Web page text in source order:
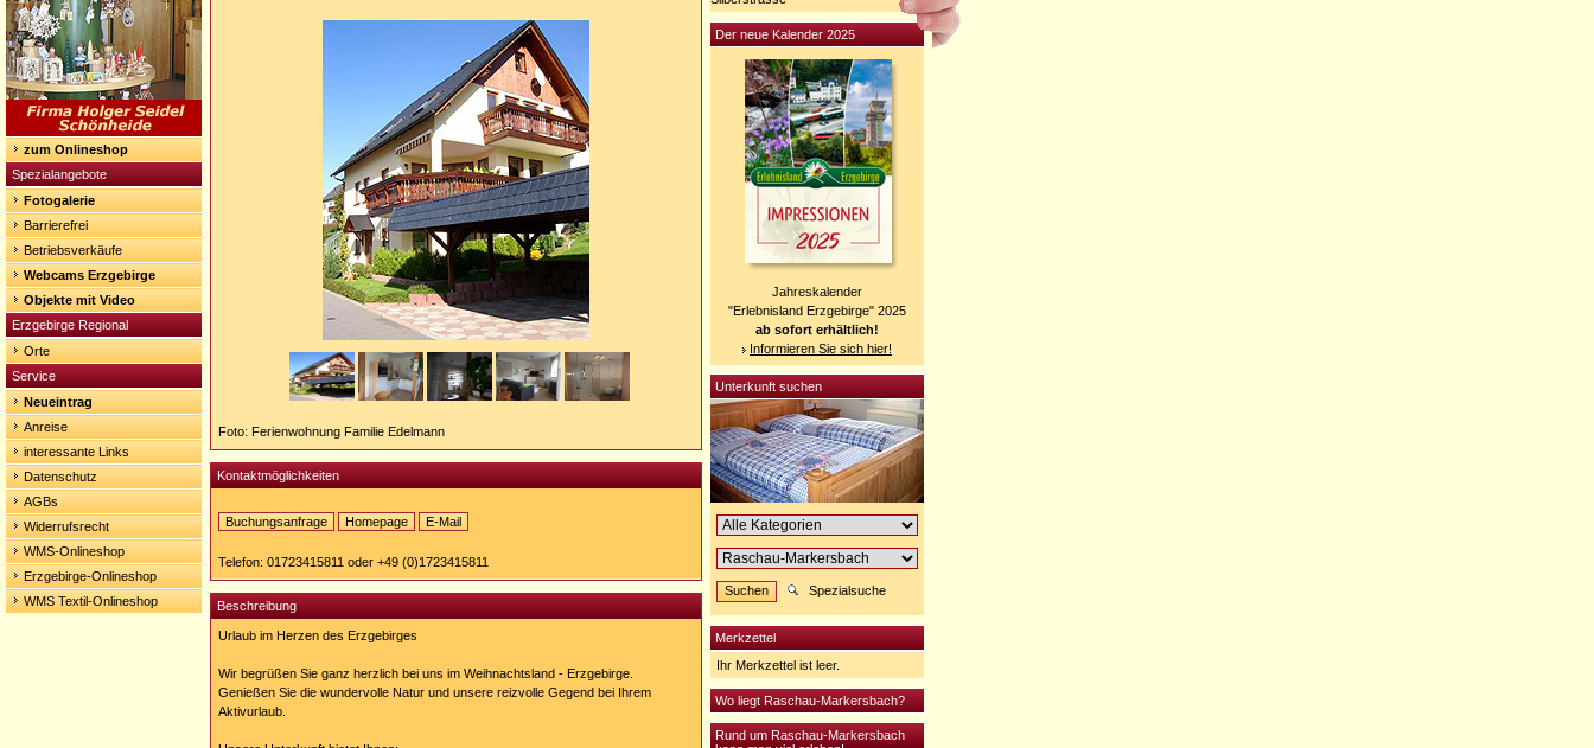
zum Onlineshop
Spezialangebote
Fotogalerie
Barrierefrei
Betriebsverkäufe
Webcams Erzgebirge
Objekte mit Video
Erzgebirge Regional
Orte
Service
Neueintrag
Anreise
interessante Links
Datenschutz
AGBs
Widerrufsrecht
WMS-Onlineshop
Erzgebirge-Onlineshop
WMS Textil-Onlineshop
Foto: Ferienwohnung Familie Edelmann
Kontaktmöglichkeiten
Buchungsanfrage
Homepage
https://http://www.familie-
edelmann.de
E-Mail
Telefon: 01723415811 oder +49 (0)1723415811
Beschreibung
Urlaub im Herzen des Erzgebirges
Wir begrüßen Sie ganz herzlich bei uns im Weihnachtsland - Erzgebirge.
Genießen Sie die wundervolle Natur und unsere reizvolle Gegend bei Ihrem
Aktivurlaub.
Der neue Kalender 2025
Jahreskalender
"Erlebnisland Erzgebirge" 2025
ab sofort erhältlich!
Informieren Sie sich hier!
Unterkunft suchen
Spezialsuche
Merkzettel
Ihr Merkzettel ist leer.
Wo liegt Raschau-Markersbach?
Rund um Raschau-Markersbach